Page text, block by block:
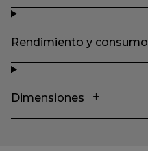
Rendimiento y consumo
Dimensiones